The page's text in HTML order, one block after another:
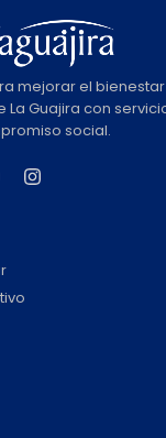
mejorar el
Guajira con
social.